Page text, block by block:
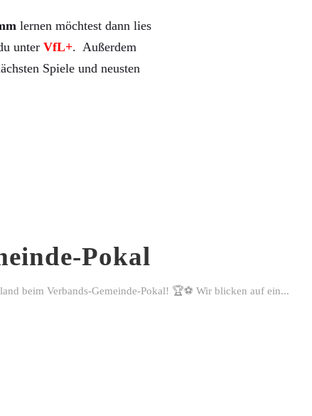
lernen möchtest dann lies
unter VfL+. Außerdem
Spiele und neusten
Pokal
beim Verbands-Gemeinde-Pokal! 🏆⚽ Wir blicken auf ein...